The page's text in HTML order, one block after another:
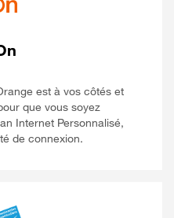
est à vos côtés et
que vous soyez
Internet Personnalisé,
de connexion.